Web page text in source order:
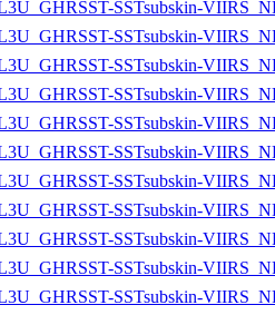
SSTsubskin-
SSTsubskin-
SSTsubskin-
SSTsubskin-
SSTsubskin-
SSTsubskin-
SSTsubskin-
SSTsubskin-
SSTsubskin-
SSTsubskin-
SSTsubskin-